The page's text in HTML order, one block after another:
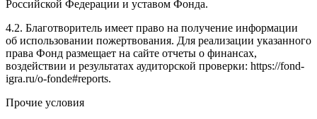
Российской Федерации и уставом Фонда.
4.2. Благотворитель имеет право на получение информации
об использовании пожертвования. Для реализации указанного
права Фонд размещает на сайте отчеты о финансах,
воздействии и результатах аудиторской проверки: https://fond-
igra.ru/o-fonde#reports.
Прочие условия